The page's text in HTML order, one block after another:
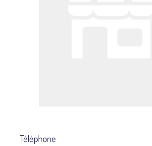
Téléphone